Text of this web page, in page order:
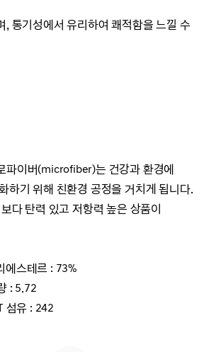
, 통기성에서 유리하여 쾌적함을 느낄 수
파이버(microfiber)는 건강과 환경에
하기 위해 친환경 공정을 거치게 됩니다.
다 탄력 있고 저항력 높은 상품이
에스테르 : 73%
: 5.72
섬유 : 242